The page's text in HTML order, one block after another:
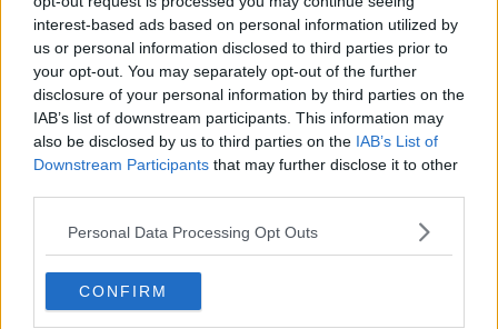
interest-based ads based on personal information utilized by
us or personal information disclosed to third parties prior to
your opt-out. You may separately opt-out of the further
disclosure of your personal information by third parties on the
IAB’s list of downstream participants. This information may
also be disclosed by us to third parties on the IAB’s List of
Downstream Participants that may further disclose it to other
Personal Data Processing Opt Outs
CONFIRM
Är du intresserad ?
släng in en kommentar på detta inlägg om du e intresserad
Citera
2012-02-12, 13:59
finlandskryssning
svenska eller engelska
du får inte sega alltför mycket, om du inte har tid att sitta konstant